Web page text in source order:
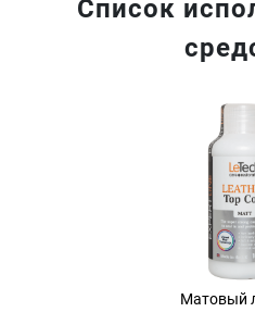
Список
Матовый